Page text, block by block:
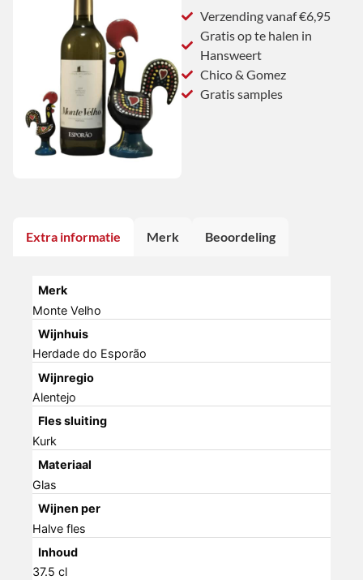
Verzending vanaf €6,95
Gratis op te halen in
Hansweert
Chico & Gomez
Gratis samples
Extra informatie Merk Beoordeling
Merk
Monte Velho
Wijnhuis
Herdade do Esporão
Wijnregio
Alentejo
Fles sluiting
Kurk
Materiaal
Glas
Wijnen per
Halve fles
Inhoud
37.5 cl